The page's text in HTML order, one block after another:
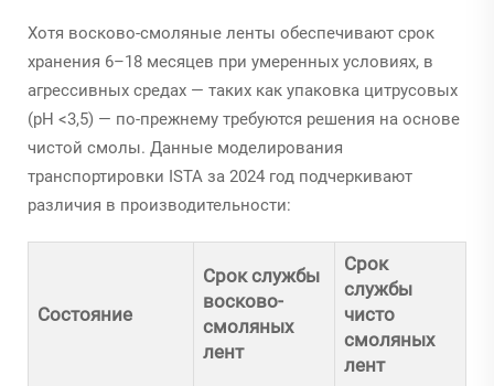
Хотя восково-смоляные ленты обеспечивают срок
хранения 6–18 месяцев при умеренных условиях, в
агрессивных средах — таких как упаковка цитрусовых
(pH <3,5) — по-прежнему требуются решения на основе
чистой смолы. Данные моделирования
транспортировки ISTA за 2024 год подчеркивают
различия в производительности:
Состояние
Срок службы
восково-
смоляных
лент
Срок
службы
чисто
смоляных
лент